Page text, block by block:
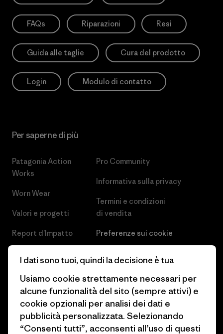
FAQs Riparazioni Resi
Guida alle taglie Cura del prodotto
Login Modulo di contatto
Per saperne di più
Patagonia Action
Works
Worn Wear
Valori e progetti
Report d’Impatto
Obiettivi climatici
1% For The Planet
Come finanziamo
Pro Community
Informativa sulla privacy
Termini e condizioni
di vendita
Preferenze sui cookie
Industry program
Programma di affiliazione
I dati sono tuoi, quindi la decisione è tua
Usiamo cookie strettamente necessari per
alcune funzionalità del sito (sempre attivi) e
cookie opzionali per analisi dei dati e
pubblicità personalizzata. Selezionando
“Consenti tutti”, acconsenti all’uso di questi